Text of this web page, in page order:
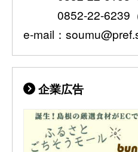
0852-22-6239（
e-mail：
企業広告